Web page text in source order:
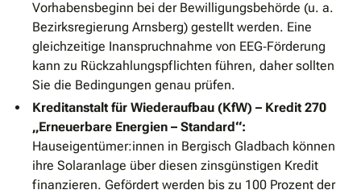
Vorhabensbeginn bei der Bewilligungsbehörde (u. a.
Bezirksregierung Arnsberg) gestellt werden. Eine
gleichzeitige Inanspruchnahme von EEG‐Förderung
kann zu Rückzahlungspflichten führen, daher sollten
Sie die Bedingungen genau prüfen.
Kreditanstalt für Wiederaufbau (KfW) – Kredit 270
„Erneuerbare Energien – Standard“:
Hauseigentümer:innen in Bergisch Gladbach können
ihre Solaranlage über diesen zinsgünstigen Kredit
finanzieren. Gefördert werden bis zu 100 Prozent der